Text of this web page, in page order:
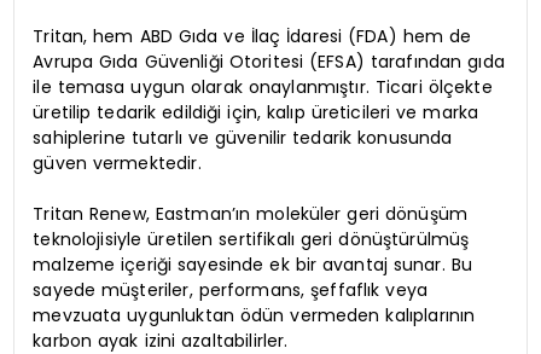
Tritan, hem ABD Gıda ve İlaç İdaresi (FDA) hem de
Avrupa Gıda Güvenliği Otoritesi (EFSA) tarafından gıda
ile temasa uygun olarak onaylanmıştır. Ticari ölçekte
üretilip tedarik edildiği için, kalıp üreticileri ve marka
sahiplerine tutarlı ve güvenilir tedarik konusunda
güven vermektedir.
Tritan Renew, Eastman’ın moleküler geri dönüşüm
teknolojisiyle üretilen sertifikalı geri dönüştürülmüş
malzeme içeriği sayesinde ek bir avantaj sunar. Bu
sayede müşteriler, performans, şeffaflık veya
mevzuata uygunluktan ödün vermeden kalıplarının
karbon ayak izini azaltabilirler.